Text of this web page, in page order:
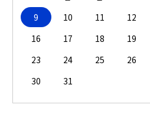
9
10 11 12
16
17 18 19
23
24 25 26
30
31